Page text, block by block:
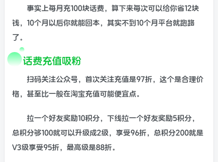
事实上每月充100块话费，算下来每次可以给你省12块
钱，10个月以后你就能回本，其实不到10个月平台就跑路
了。
话费充值吸粉
扫码关注公众号，首次关注充值是97折，这个是合理价
格，甚至比一般在淘宝充值可能便宜点。
拉一个好友奖励10积分，下线拉一个好友奖励5积分，
总积分够100就可以升级成2级，享受96折，总积分200就是
V3级享受95折，最高级是88折。